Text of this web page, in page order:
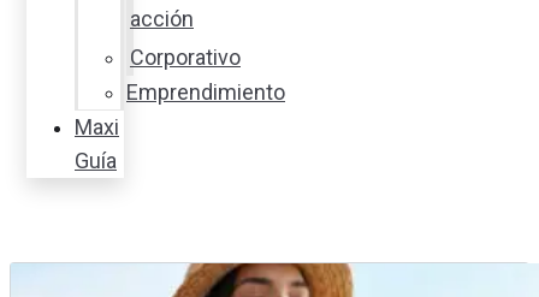
acción
Corporativo
Emprendimiento
Maxi
Guía